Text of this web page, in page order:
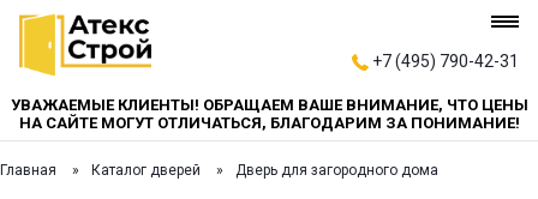
+7 (495) 790-42-31
УВАЖАЕМЫЕ КЛИЕНТЫ! ОБРАЩАЕМ ВАШЕ ВНИМАНИЕ, ЧТО ЦЕНЫ
НА САЙТЕ МОГУТ ОТЛИЧАТЬСЯ, БЛАГОДАРИМ ЗА ПОНИМАНИЕ!
Главная Каталог дверей Дверь для загородного дома